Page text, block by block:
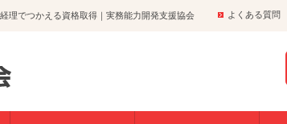
理でつかえる資格取得｜実務能力開発支援協会 よくある質問